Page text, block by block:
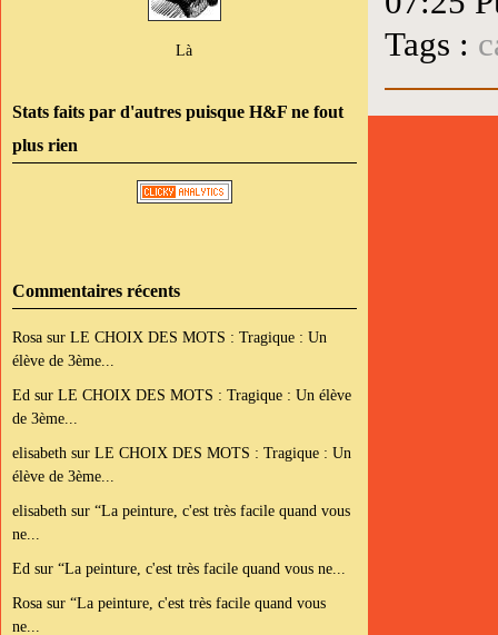
Là
Stats faits par d'autres puisque H&F ne fout
plus rien
Commentaires récents
Rosa sur LE CHOIX DES MOTS : Tragique : Un
élève de 3ème...
Ed sur LE CHOIX DES MOTS : Tragique : Un élève
de 3ème...
elisabeth sur LE CHOIX DES MOTS : Tragique : Un
élève de 3ème...
elisabeth sur “La peinture, c'est très facile quand vous
ne...
Ed sur “La peinture, c'est très facile quand vous ne...
Rosa sur “La peinture, c'est très facile quand vous
ne...
Tags :